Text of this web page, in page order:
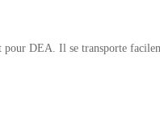
DEA. Il se transporte